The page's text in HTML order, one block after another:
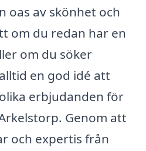
oas av skönhet och
om du redan har en
om du söker
en god idé att
erbjudanden för
Genom att
och expertis från